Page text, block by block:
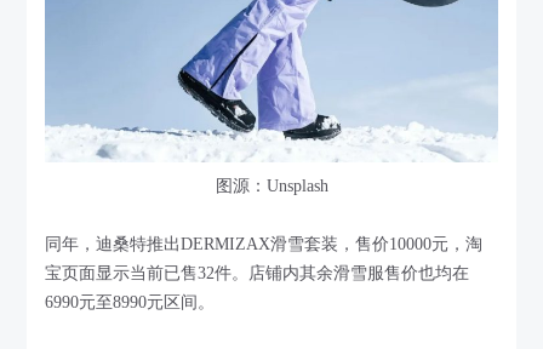
图源：Unsplash
同年，迪桑特推出DERMIZAX滑雪套装，售价10000元，淘
宝页面显示当前已售32件。店铺内其余滑雪服售价也均在
6990元至8990元区间。